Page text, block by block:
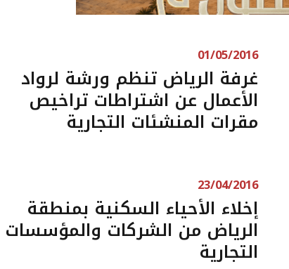
01/05/2016
غرفة الرياض تنظم ورشة لرواد
الأعمال عن اشتراطات تراخيص
مقرات المنشئات التجارية
23/04/2016
إخلاء الأحياء السكنية بمنطقة
الرياض من الشركات والمؤسسات
التجارية